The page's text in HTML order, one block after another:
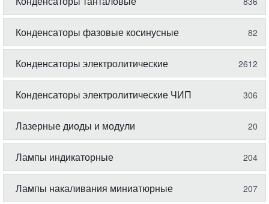
Конденсаторы фазовые косинусные 82
Конденсаторы электролитические 2612
Конденсаторы электролитические ЧИП 306
Лазерные диоды и модули 20
Лампы индикаторные 204
Лампы накаливания миниатюрные 207